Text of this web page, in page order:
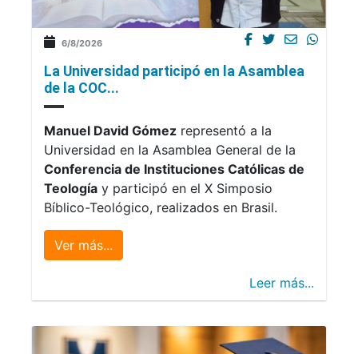
6/8/2026
La Universidad participó en la Asamblea
de la COC...
Manuel David Gómez representó a la
Universidad en la Asamblea General de la
Conferencia de Instituciones Católicas de
Teología y participó en el X Simposio
Bíblico-Teológico, realizados en Brasil.
Ver más...
Leer más...